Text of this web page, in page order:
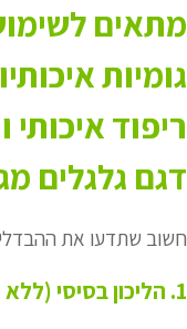
מתאים
גומיות
ריפוד איכותי
דגם גלגלים מגיע
חשוב שתדעו את
1. הליכון בסיסי (ללא גלגלים)